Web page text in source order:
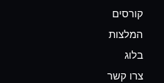
קורסים
המלצות
בלוג
צרו קשר